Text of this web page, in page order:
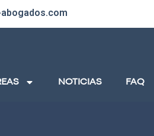
NOTICIAS FAQ